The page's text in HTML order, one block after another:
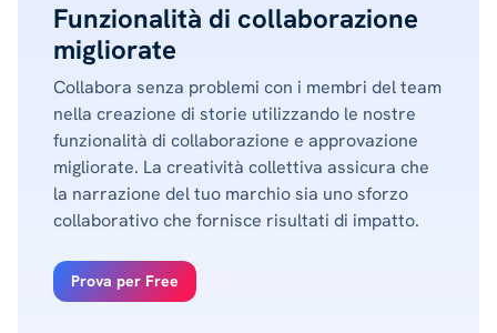
Funzionalità di collaborazione
migliorate
Collabora senza problemi con i membri del team
nella creazione di storie utilizzando le nostre
funzionalità di collaborazione e approvazione
migliorate. La creatività collettiva assicura che
la narrazione del tuo marchio sia uno sforzo
collaborativo che fornisce risultati di impatto.
Prova per Free